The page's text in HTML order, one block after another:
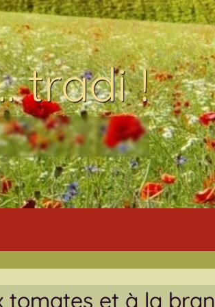
tradi !
tomates et à la